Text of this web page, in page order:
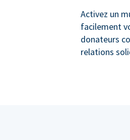
Activez un
facilement
donateurs
relations